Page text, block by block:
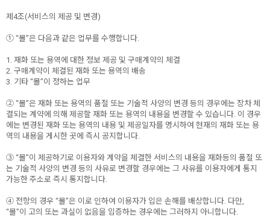
제4조(서비스의 제공 및 변경)
① “몰”은 다음과 같은 업무를 수행합니다.
1. 재화 또는 용역에 대한 정보 제공 및 구매계약의 체결
2. 구매계약이 체결된 재화 또는 용역의 배송
3. 기타 “몰”이 정하는 업무
② “몰”은 재화 또는 용역의 품절 또는 기술적 사양의 변경 등의 경우에는 장차 체
결되는 계약에 의해 제공할 재화 또는 용역의 내용을 변경할 수 있습니다. 이 경우
에는 변경된 재화 또는 용역의 내용 및 제공일자를 명시하여 현재의 재화 또는 용
역의 내용을 게시한 곳에 즉시 공지합니다.
③ “몰”이 제공하기로 이용자와 계약을 체결한 서비스의 내용을 재화등의 품절 또
는 기술적 사양의 변경 등의 사유로 변경할 경우에는 그 사유를 이용자에게 통지
가능한 주소로 즉시 통지합니다.
④ 전항의 경우 “몰”은 이로 인하여 이용자가 입은 손해를 배상합니다. 다만,
“몰”이 고의 또는 과실이 없음을 입증하는 경우에는 그러하지 아니합니다.